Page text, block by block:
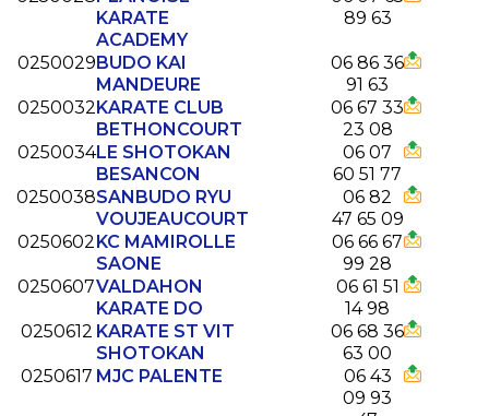
KARATE
ACADEMY
89 63
0250029BUDO KAI
MANDEURE
06 86 36
91 63
0250032KARATE CLUB
BETHONCOURT
06 67 33
23 08
0250034LE SHOTOKAN
BESANCON
06 07
60 51 77
0250038SANBUDO RYU
VOUJEAUCOURT
06 82
47 65 09
0250602KC MAMIROLLE
SAONE
06 66 67
99 28
0250607VALDAHON
KARATE DO
06 61 51
14 98
0250612 KARATE ST VIT
SHOTOKAN
06 68 36
63 00
0250617 MJC PALENTE
06 43
09 93